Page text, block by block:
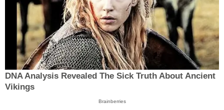
DNA Analysis Revealed The Sick Truth About Ancient
Vikings
Brainberries